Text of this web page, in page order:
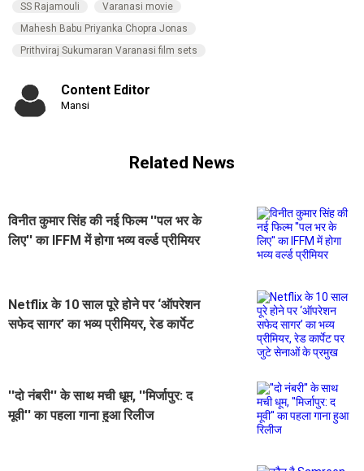
SS Rajamouli
Varanasi movie
Mahesh Babu Priyanka Chopra Jonas
Prithviraj Sukumaran Varanasi film sets
Content Editor
Mansi
Related News
विनीत कुमार सिंह की नई फिल्म ''पल भर के
लिए'' का IFFM में होगा भव्य वर्ल्ड प्रीमियर
Netflix के 10 साल पूरे होने पर ‘ऑपरेशन
सफेद सागर’ का भव्य प्रीमियर, रेड कार्पेट
''दो नंबरी'' के साथ मची धूम, ''मिर्जापुर: द
मूवी'' का पहला गाना हुआ रिलीज